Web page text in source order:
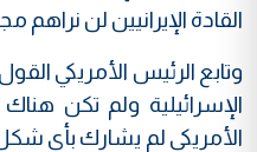
القادة الإيرانيين لن نراهم
وتابع الرئيس الأمريكي
الإسرائيلية ولم تكن
الأمريكي لم يشارك بأي